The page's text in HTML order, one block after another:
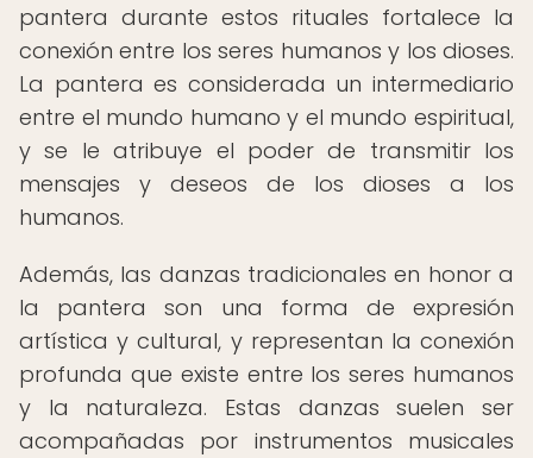
pantera durante estos rituales fortalece la
conexión entre los seres humanos y los dioses.
La pantera es considerada un intermediario
entre el mundo humano y el mundo espiritual,
y se le atribuye el poder de transmitir los
mensajes y deseos de los dioses a los
humanos.
Además, las danzas tradicionales en honor a
la pantera son una forma de expresión
artística y cultural, y representan la conexión
profunda que existe entre los seres humanos
y la naturaleza. Estas danzas suelen ser
acompañadas por instrumentos musicales